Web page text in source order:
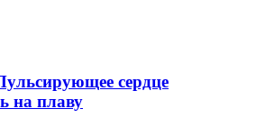
сердце
на плаву